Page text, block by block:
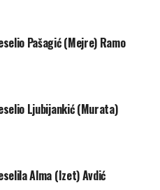
(Bećira) Rasim
Mujo
Pašagić (Mejre) Ramo
Ljubijankić (Murata)
Alma (Izet) Avdić